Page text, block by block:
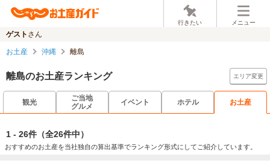
行きたい メニュー
ゲスト さん
お土産 沖縄 離島
離島のお土産ランキング エリア変更
観光
ご当地
グルメ
イベント ホテル お土産
1 - 26件 （全26件中）
おすすめのお土産を当社独自の算出基準でランキング形式にしてご紹介しています。